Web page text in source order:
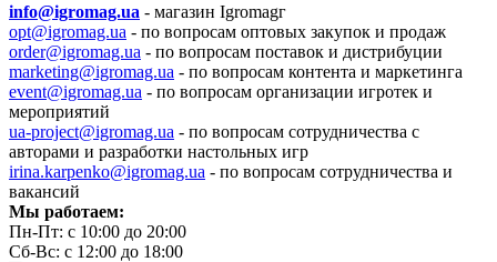
info@igromag.ua - магазин Igromagг
opt@igromag.ua - по вопросам оптовых закупок и продаж
order@igromag.ua - по вопросам поставок и дистрибуции
marketing@igromag.ua - по вопросам контента и маркетинга
event@igromag.ua - по вопросам организации игротек и
мероприятий
ua-project@igromag.ua - по вопросам сотрудничества с
авторами и разработки настольных игр
irina.karpenko@igromag.ua - по вопросам сотрудничества и
вакансий
Мы работаем:
Пн-Пт: с 10:00 до 20:00
Сб-Вс: с 12:00 до 18:00